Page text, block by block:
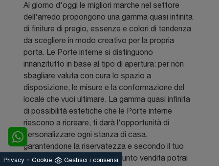
Al giorno d'oggi le migliori marche nel settore
dell'arredo propongono una gamma quasi infinita
di finiture di pregio, essenze e colori di tendenza
da scegliere in modo creativo per la propria
porta. Le Porte interne si distinguono
innanzitutto in base al tipo di apertura: per non
sbagliare valuta con cura lo spazio a
disposizione, le misure e la conformazione del
locale che vuoi ultimare. La gamma quasi infinita
di possibilità estetiche che le Porte interne
riescono a ricreare, ti darà l'opportunità di
personalizzare ogni stanza di casa,
garantendone la riservatezza e secondo il tuo
stile personale. Nel nostro punto vendita potrai
Privacy - Cookie Gestisci i consensi